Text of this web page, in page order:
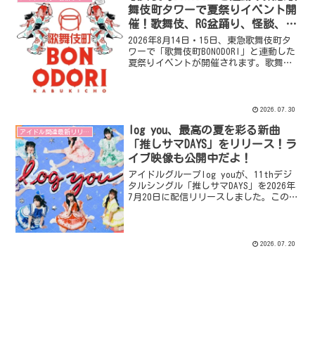
舞伎町タワーで夏祭りイベント開
催！歌舞伎、RG盆踊り、怪談、縁
日も！
2026年8月14日・15日、東急歌舞伎町タ
ワーで「歌舞伎町BONODORI」と連動した
夏祭りイベントが開催されます。歌舞伎
2026.07.30
アイドル関連最新リリース
log you、最高の夏を彩る新曲
「推しサマDAYS」をリリース！ラ
イブ映像も公開中だよ！
アイドルグループlog youが、11thデジ
タルシングル「推しサマDAYS」を2026年
7月20日に配信リリースしました。この曲
2026.07.20